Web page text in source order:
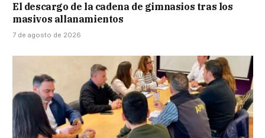
El descargo de la cadena de gimnasios tras los
masivos allanamientos
7 de agosto de 2026